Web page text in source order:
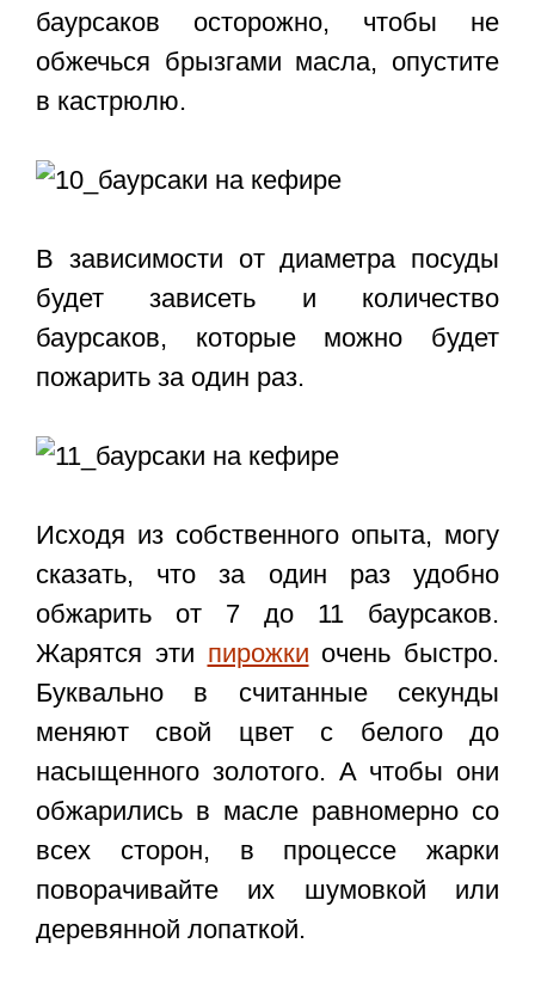
баурсаков осторожно, чтобы не
обжечься брызгами масла, опустите
в кастрюлю.
В зависимости от диаметра посуды
будет зависеть и количество
баурсаков, которые можно будет
пожарить за один раз.
Исходя из собственного опыта, могу
сказать, что за один раз удобно
обжарить от 7 до 11 баурсаков.
Жарятся эти пирожки очень быстро.
Буквально в считанные секунды
меняют свой цвет с белого до
насыщенного золотого. А чтобы они
обжарились в масле равномерно со
всех сторон, в процессе жарки
поворачивайте их шумовкой или
деревянной лопаткой.